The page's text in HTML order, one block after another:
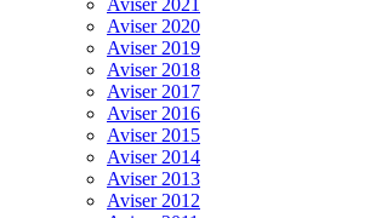
Aviser 2021
Aviser 2020
Aviser 2019
Aviser 2018
Aviser 2017
Aviser 2016
Aviser 2015
Aviser 2014
Aviser 2013
Aviser 2012